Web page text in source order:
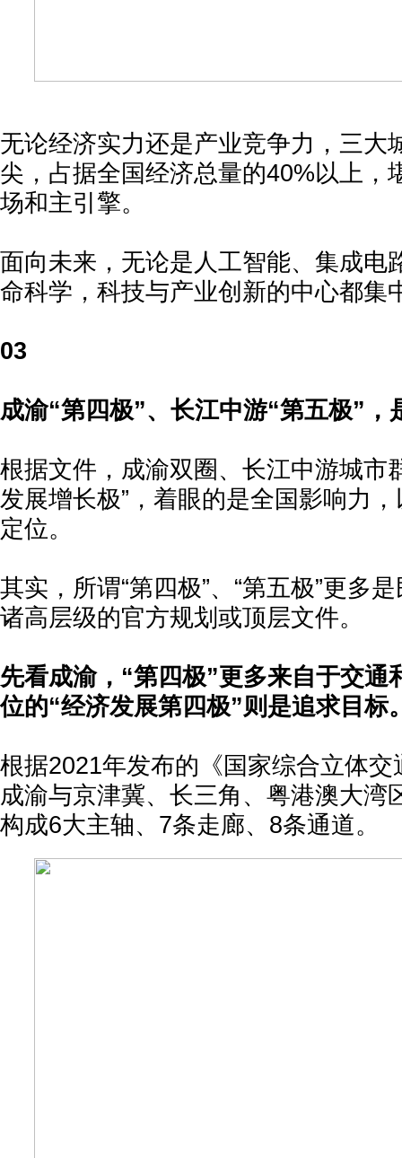
无论经济实力还是产业竞争力，三大
尖，占据全国经济总量的40%以上，
场和主引擎。
面向未来，无论是人工智能、集成电
命科学，科技与产业创新的中心都集
03
成渝“第四极”、长江中游“第五极”，
根据文件，成渝双圈、长江中游城市
发展增长极”，着眼的是全国影响力
定位。
其实，所谓“第四极”、“第五极”更多
诸高层级的官方规划或顶层文件。
先看成渝，“第四极”更多来自于交通
位的“经济发展第四极”则是追求目标
根据2021年发布的《国家综合立体
成渝与京津冀、长三角、粤港澳大湾
构成6大主轴、7条走廊、8条通道。